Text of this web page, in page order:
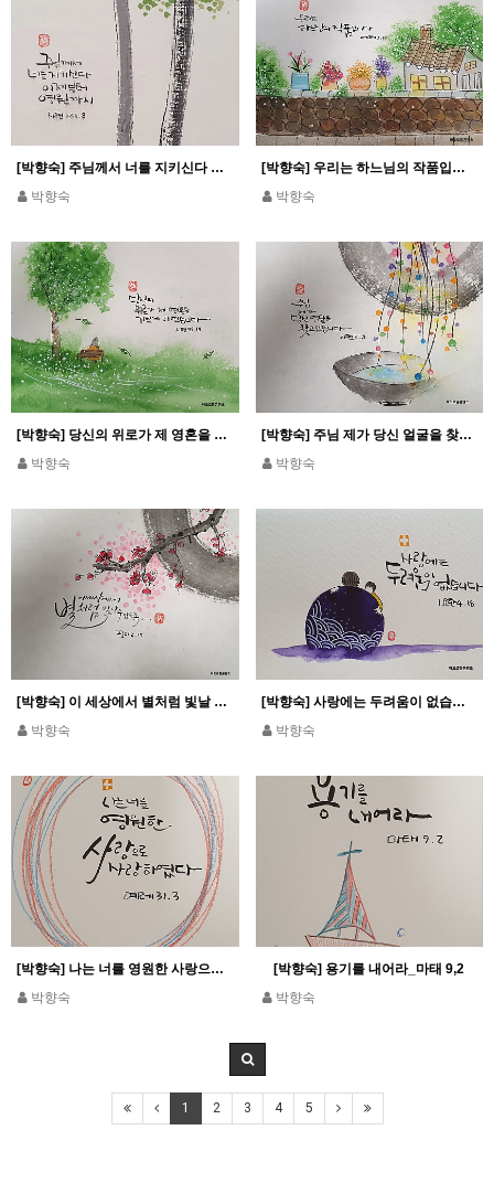
[박향숙] 주님께서 너를 지키신다 이제부터 영원까지_시편 121.8
박향숙
[박향숙] 우리는 하느님의 작품입니다_에페 2,10
박향숙
[박향숙] 당신의 위로가 제 영혼을 기쁘게 하였습니다_시편 99,19
박향숙
[박향숙] 주님 제가 당신 얼굴을 찾고 있습니다_시편 27,8
박향숙
[박향숙] 이 세상에서 별처럼 빛날 수 있도록_필리 2,15
박향숙
[박향숙] 사랑에는 두려움이 없습니다_1요한 4,18
박향숙
[박향숙] 나는 너를 영원한 사랑으로 사랑하였다_예레 31,3
박향숙
[박향숙] 용기를 내어라_마태 9,2
박향숙
1 2 3 4 5